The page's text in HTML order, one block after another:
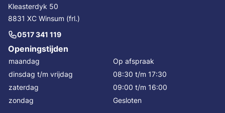
Kleasterdyk 50
8831 XC Winsum (frl.)
0517 341 119
Openingstijden
maandag
Op afspraak
dinsdag t/m vrijdag
08:30 t/m 17:30
zaterdag
09:00 t/m 16:00
zondag
Gesloten